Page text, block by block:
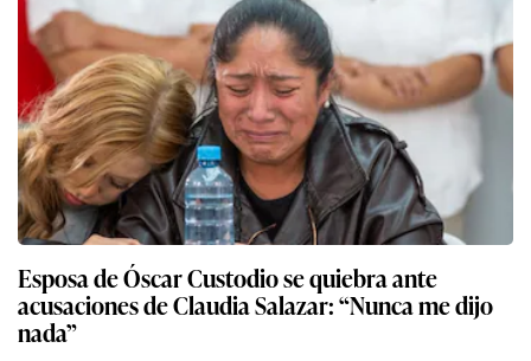
Esposa de Óscar Custodio se quiebra ante
acusaciones de Claudia Salazar: “Nunca me dijo
nada”